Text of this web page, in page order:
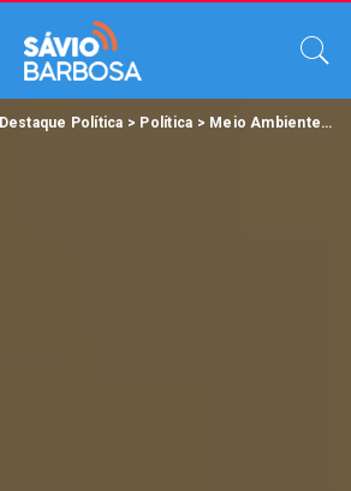
Destaque Política > Política > Meio Ambiente>